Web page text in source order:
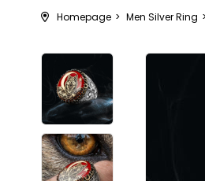
Homepage Men Silver Ring